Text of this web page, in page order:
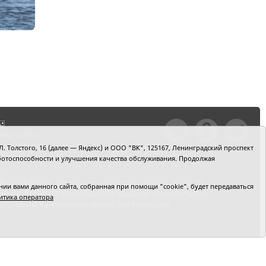
текст и
39-90-59. Отдел рекламы: тел. (3452) 39-90-51.
ФС77-64918 от 24.02.2016 выдано Федеральной
некоммерческая организация
Толстого, 16 (далее — Яндекс) и ООО "ВК", 125167, Ленинградский проспект
и улучшения качества обслуживания. Продолжая
вами данного сайта, собранная при помощи "cookie", будет передаваться
оператора